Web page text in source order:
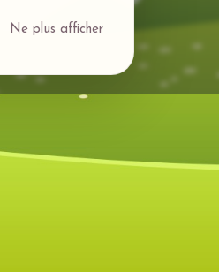
Ne plus afficher